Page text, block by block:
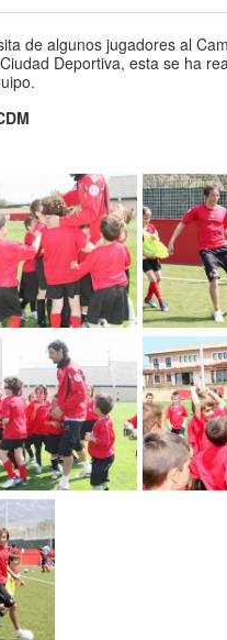
de algunos jugadores al
Deportiva, esta se ha